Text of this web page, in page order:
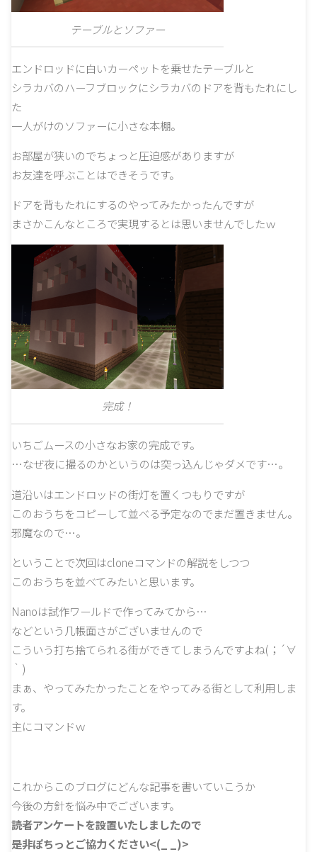
テーブルとソファー
エンドロッドに白いカーペットを乗せたテーブルと
シラカバのハーフブロックにシラカバのドアを背もたれにし
た
一人がけのソファーに小さな本棚。
お部屋が狭いのでちょっと圧迫感がありますが
お友達を呼ぶことはできそうです。
ドアを背もたれにするのやってみたかったんですが
まさかこんなところで実現するとは思いませんでしたｗ
完成！
いちごムースの小さなお家の完成です。
…なぜ夜に撮るのかというのは突っ込んじゃダメです…。
道沿いはエンドロッドの街灯を置くつもりですが
このおうちをコピーして並べる予定なのでまだ置きません。
邪魔なので…。
ということで次回はcloneコマンドの解説をしつつ
このおうちを並べてみたいと思います。
Nanoは試作ワールドで作ってみてから…
などという几帳面さがございませんので
こういう打ち捨てられる街ができてしまうんですよね(；´∀
｀)
まぁ、やってみたかったことをやってみる街として利用しま
す。
主にコマンドｗ
これからこのブログにどんな記事を書いていこうか
今後の方針を悩み中でございます。
読者アンケートを設置いたしましたので
是非ぽちっとご協力ください<(_ _)>